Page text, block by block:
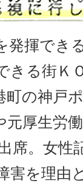
揮でき
きる街Ｋ
町の神戸
元厚生労
席。女性
害を理由